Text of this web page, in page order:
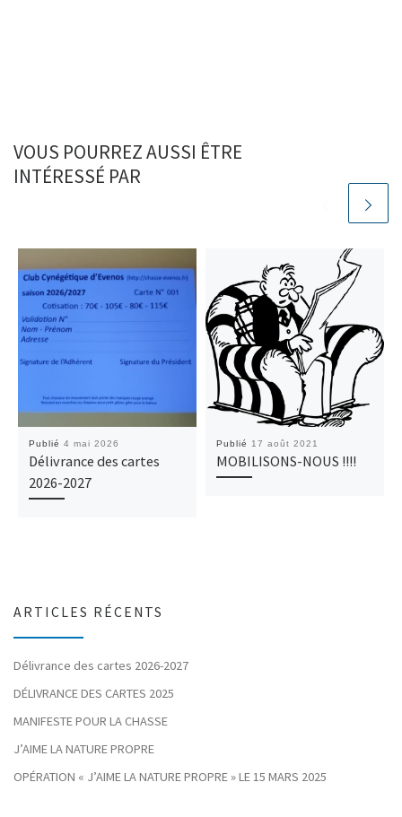
VOUS POURREZ AUSSI ÊTRE
INTÉRESSÉ PAR
Publié 4 mai 2026
Délivrance des cartes
2026-2027
Publié 17 août 2021
MOBILISONS-NOUS !!!!
ARTICLES RÉCENTS
Délivrance des cartes 2026-2027
DÉLIVRANCE DES CARTES 2025
MANIFESTE POUR LA CHASSE
J’AIME LA NATURE PROPRE
OPÉRATION « J’AIME LA NATURE PROPRE » LE 15 MARS 2025